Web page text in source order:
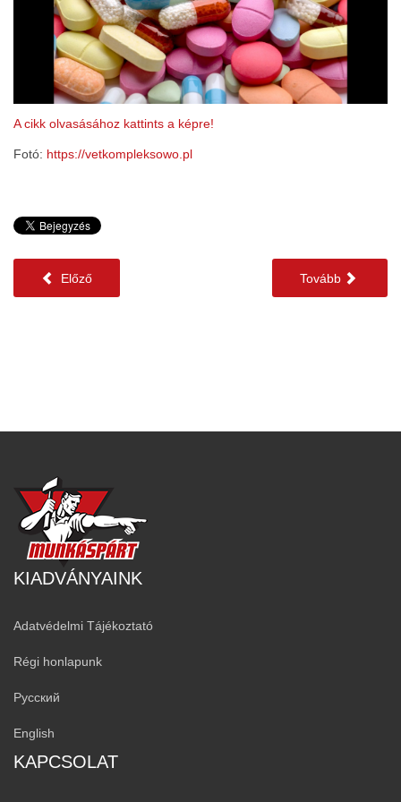
A cikk olvasásához kattints a képre!
Fotó: https://vetkompleksowo.pl
Előző Tovább
KIADVÁNYAINK
Adatvédelmi Tájékoztató
Régi honlapunk
Русский
English
KAPCSOLAT